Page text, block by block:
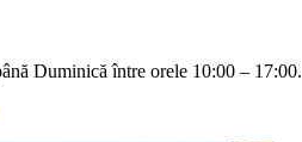
Duminică între orele 10:00 – 17:00.